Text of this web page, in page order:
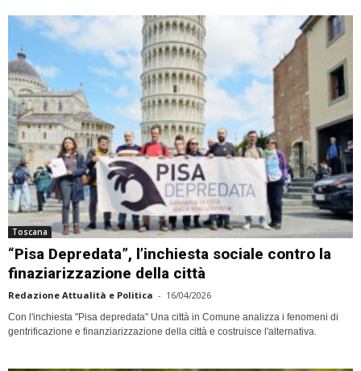
Toscana
“Pisa Depredata”, l’inchiesta sociale contro la
finaziarizzazione della città
Redazione Attualità e Politica - 16/04/2026
Con l'inchiesta "Pisa depredata" Una città in Comune analizza i fenomeni di
gentrificazione e finanziarizzazione della città e costruisce l'alternativa.